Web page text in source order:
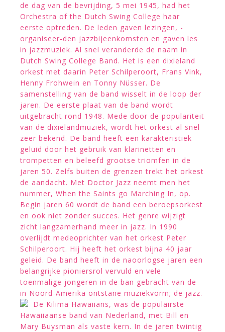
de dag van de bevrijding, 5 mei 1945, had het
Orchestra of the Dutch Swing College haar
eerste optreden. De leden gaven lezingen, -
organiseer-den jazzbijeenkomsten en gaven les
in jazzmuziek. Al snel veranderde de naam in
Dutch Swing College Band. Het is een dixieland
orkest met daarin Peter Schilperoort, Frans Vink,
Henny Frohwein en Tonny Nüsser. De
samenstelling van de band wisselt in de loop der
jaren. De eerste plaat van de band wordt
uitgebracht rond 1948. Mede door de populariteit
van de dixielandmuziek, wordt het orkest al snel
zeer bekend. De band heeft een karakteristiek
geluid door het gebruik van klarinetten en
trompetten en beleefd grootse triomfen in de
jaren 50. Zelfs buiten de grenzen trekt het orkest
de aandacht. Met Doctor Jazz neemt men het
nummer, When the Saints go Marching In, op.
Begin jaren 60 wordt de band een beroepsorkest
en ook niet zonder succes. Het genre wijzigt
zicht langzamerhand meer in jazz. In 1990
overlijdt medeoprichter van het orkest Peter
Schilperoort. Hij heeft het orkest bijna 40 jaar
geleid. De band heeft in de naoorlogse jaren een
belangrijke pioniersrol vervuld en vele
toenmalige jongeren in de ban gebracht van de
in Noord-Amerika ontstane muziekvorm; de jazz.
De Kilima Hawaiians, was de populairste
Hawaiiaanse band van Nederland, met Bill en
Mary Buysman als vaste kern. In de jaren twintig